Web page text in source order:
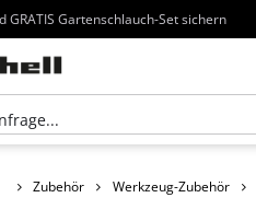
GRATIS Gartenschlauch-Set sichern
Zubehör Werkzeug-Zubehör